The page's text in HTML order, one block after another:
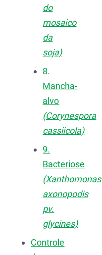
do
mosaico
da
soja)
8.
Mancha-
alvo
(Corynespora
cassiicola)
9.
Bacteriose
(Xanthomonas
axonopodis
pv.
glycines)
Controle